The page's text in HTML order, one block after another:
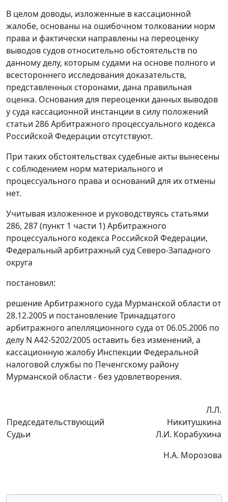
В целом доводы, изложенные в кассационной
жалобе, основаны на ошибочном толковании норм
права и фактически направлены на переоценку
выводов судов относительно обстоятельств по
данному делу, которым судами на основе полного и
всестороннего исследования доказательств,
представленных сторонами, дана правильная
оценка. Основания для переоценки данных выводов
у суда кассационной инстанции в силу положений
статьи 286Арбитражного процессуального кодекса
Российской Федерации отсутствуют.
При таких обстоятельствах судебные акты вынесены
с соблюдением норм материального и
процессуального права и оснований для их отмены
нет.
Учитывая изложенное и руководствуясь статьями
286, 287 (пункт 1 части 1)Арбитражного
процессуального кодекса Российской Федерации,
Федеральный арбитражный суд Северо-Западного
округа
постановил:
решение Арбитражного суда Мурманской области от
28.12.2005 и постановление Тринадцатого
арбитражного апелляционного суда от 06.05.2006 по
делу N А42-5202/2005 оставить без изменений, а
кассационную жалобу Инспекции Федеральной
налоговой службы по Печенгскому району
Мурманской области - без удовлетворения.
Председательствующий
Судьи
Л.Л.
Никитушкина
Л.И. Корабухина
Н.А. Морозова